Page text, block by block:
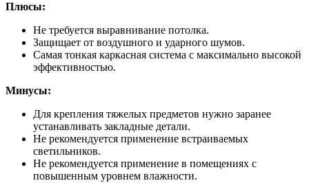
Плюсы:
Не требуется выравнивание потолка.
Защищает от воздушного и ударного шумов.
Самая тонкая каркасная система с максимально высокой
эффективностью.
Минусы:
Для крепления тяжелых предметов нужно заранее
устанавливать закладные детали.
Не рекомендуется применение встраиваемых
светильников.
Не рекомендуется применение в помещениях с
повышенным уровнем влажности.